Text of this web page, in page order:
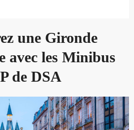
une Gironde
avec les Minibus
de DSA